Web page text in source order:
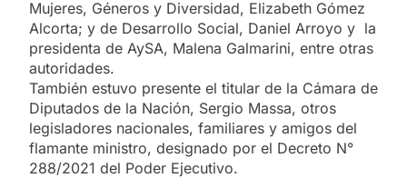
Mujeres, Géneros y Diversidad, Elizabeth Gómez
Alcorta; y de Desarrollo Social, Daniel Arroyo y la
presidenta de AySA, Malena Galmarini, entre otras
autoridades.
También estuvo presente el titular de la Cámara de
Diputados de la Nación, Sergio Massa, otros
legisladores nacionales, familiares y amigos del
flamante ministro, designado por el Decreto N°
288/2021 del Poder Ejecutivo.